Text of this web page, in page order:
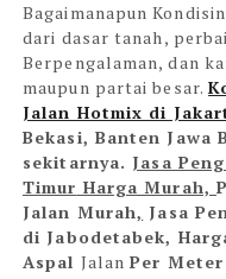
Bagaimanapun
dari dasar tanah,
Berpengalaman, dan
maupun partai besar.
Jalan Hotmix di
Bekasi, Banten Jawa
sekitarnya. Jasa
Timur Harga Murah,
Jalan Murah, Jasa
di Jabodetabek,
Aspal JalanPer